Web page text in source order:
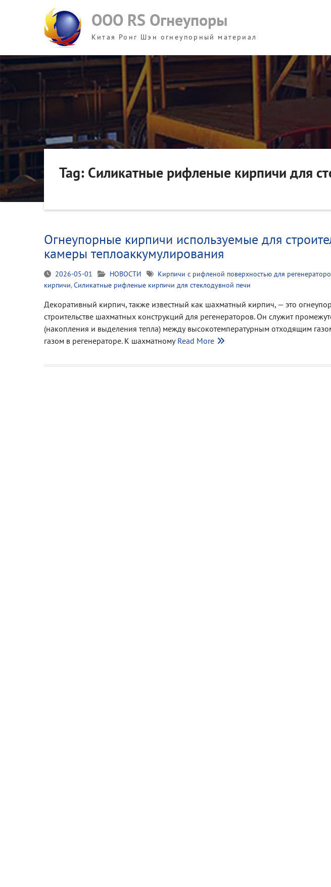
ООО RS Огнеупоры
Китая Ронг Шэн огнеупорный материал
Tag: Силикатные рифленые кирпичи для
Огнеупорные кирпичи используемые для
камеры теплоаккумулирования
2026-05-01 НОВОСТИ Кирпичи с рифленой поверхностью для
кирпичи,Силикатные рифленые кирпичи для стеклодувной печи
Декоративный кирпич, также известный как шахматный кирпич, — это
строительстве шахматных конструкций для регенераторов. Он служит
(накопления и выделения тепла) между высокотемпературным отходящим
газом в регенераторе. К шахматному Read More